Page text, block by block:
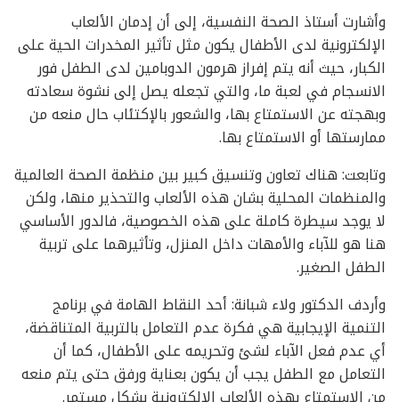
وأشارت أستاذ الصحة النفسية، إلى أن إدمان الألعاب
الإلكترونية لدى الأطفال يكون مثل تأثير المخدرات الحية على
الكبار، حيث أنه يتم إفراز هرمون الدوبامين لدى الطفل فور
الانسجام في لعبة ما، والتي تجعله يصل إلى نشوة سعادته
وبهجته عن الاستمتاع بها، والشعور بالإكتئاب حال منعه من
ممارستها أو الاستمتاع بها.
وتابعت: هناك تعاون وتنسيق كبير بين منظمة الصحة العالمية
والمنظمات المحلية بشان هذه الألعاب والتحذير منها، ولكن
لا يوجد سيطرة كاملة على هذه الخصوصية، فالدور الأساسي
هنا هو للآباء والأمهات داخل المنزل، وتأثيرهما على تربية
الطفل الصغير.
وأردف الدكتور ولاء شبانة: أحد النقاط الهامة في برنامج
التنمية الإيجابية هي فكرة عدم التعامل بالتربية المتناقضة،
أي عدم فعل الآباء لشئ وتحريمه على الأطفال، كما أن
التعامل مع الطفل يجب أن يكون بعناية ورفق حتى يتم منعه